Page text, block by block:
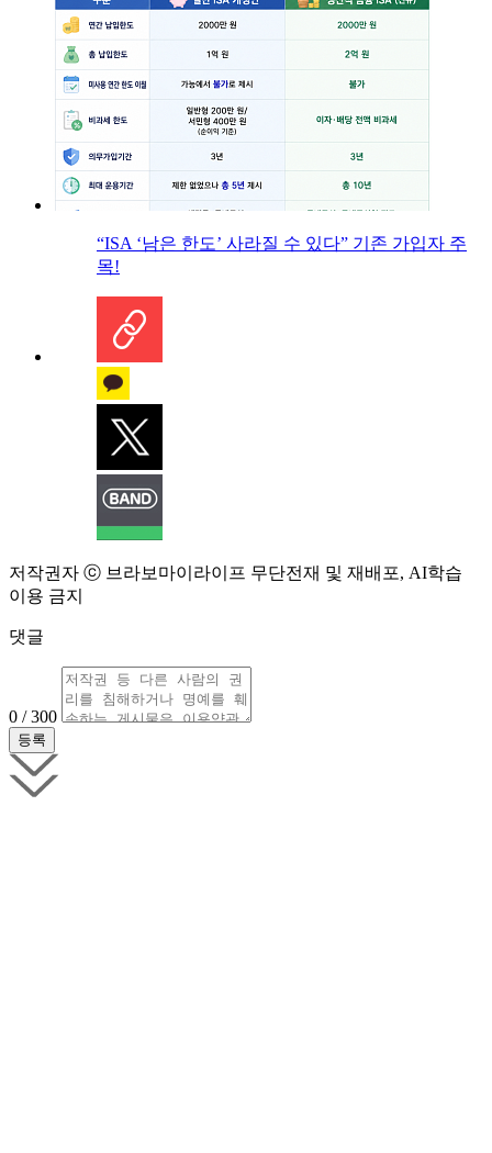
“ISA ‘남은 한도’ 사라질 수 있다” 기존 가입자 주
목!
저작권자 ⓒ 브라보마이라이프 무단전재 및 재배포, AI학습
이용 금지
댓글
0 / 300